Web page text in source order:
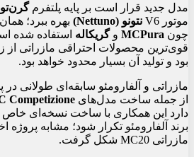
مدل جدید قرار است بر پایه پلتفرم
موتور V6
نتونو (Nettuno)
بهره ببرد؛
چون MCPura وگریکاله استفاده شده
قوی‌ترین محصولات احتراقی مازراتی از
بود و تولید آن بسیار محدود خواهد بود.
مازراتی و آلفارومئو سابقه‌ای طولانی
از جمله ساخت مدل‌های Competizione
دارد این همکاری با ساخت نسخه‌ای خاص
برند آلفارومئو تکرار شود؛ مشابه پروژه
مازراتی MC20 شکل گرفت.